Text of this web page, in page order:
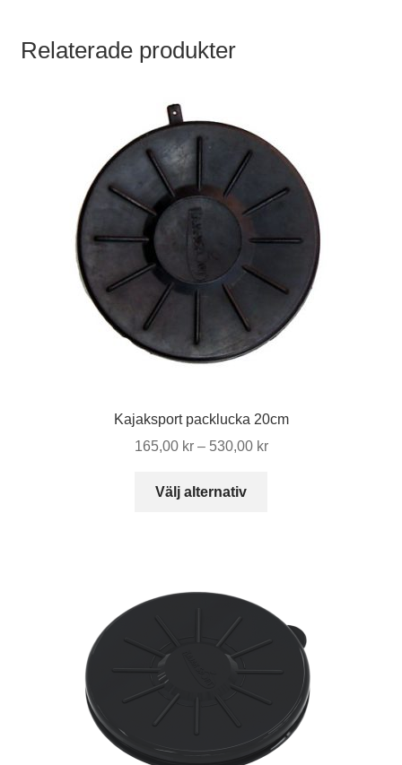
Relaterade produkter
Kajaksport packlucka 20cm
165,00 kr – 530,00 krPrisintervall:
Välj alternativ
De
olika
alternativen
väljas
på
produktsidan